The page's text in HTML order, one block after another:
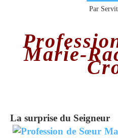
Par
La surprise du Seigneur